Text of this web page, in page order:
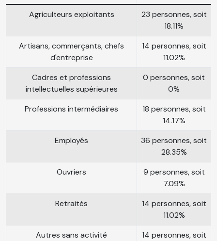
Agriculteurs exploitants
23 personnes, soit
18.11%
Artisans, commerçants, chefs
d'entreprise
14 personnes, soit
11.02%
Cadres et professions
intellectuelles supérieures
0 personnes, soit
0%
Professions intermédiaires
18 personnes, soit
14.17%
Employés
36 personnes, soit
28.35%
Ouvriers
9 personnes, soit
7.09%
Retraités
14 personnes, soit
11.02%
Autres sans activité
14 personnes, soit